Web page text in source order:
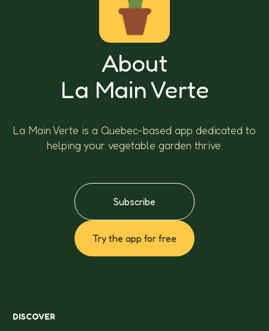
About
La Main Verte
La Main Verte is a Quebec-based app dedicated to
helping your vegetable garden thrive.
Subscribe
Try the app for free
DISCOVER